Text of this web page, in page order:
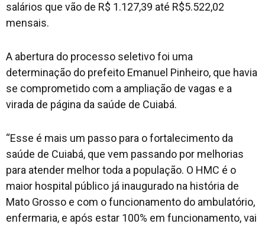
salários que vão de R$ 1.127,39 até R$5.522,02
mensais.
A abertura do processo seletivo foi uma
determinação do prefeito Emanuel Pinheiro, que havia
se comprometido com a ampliação de vagas e a
virada de página da saúde de Cuiabá.
“Esse é mais um passo para o fortalecimento da
saúde de Cuiabá, que vem passando por melhorias
para atender melhor toda a população. O HMC é o
maior hospital público já inaugurado na história de
Mato Grosso e com o funcionamento do ambulatório,
enfermaria, e após estar 100% em funcionamento, vai